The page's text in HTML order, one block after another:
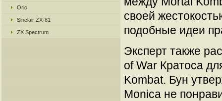
Oric
Sinclair ZX-81
ZX Spectrum
своей
подобные идеи
Эксперт также
of War Кратоса
Kombat. Бун
Monica не